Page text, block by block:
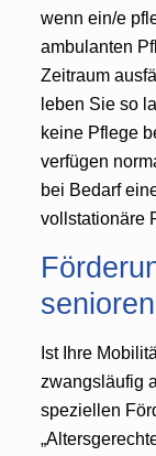
wenn ein/e
ambulanten
Zeitraum
leben Sie so
keine Pflege
verfügen
bei Bedarf
vollstationäre
Ist Ihre
zwangsläufig
speziellen